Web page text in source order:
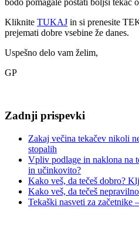
bodo pomagale postati boljši tekač
Kliknite TUKAJ in si prenesite
prejemati dobre vsebine že danes.
Uspešno delo vam želim,
GP
Zadnji prispevki
Zakaj večina tekačev nikoli
stopalih
Vpliv podlage in naklona na
in učinkovito?
Kako veš, da tečeš dobro?
Kako veš, da tečeš
Tekaški nasveti za